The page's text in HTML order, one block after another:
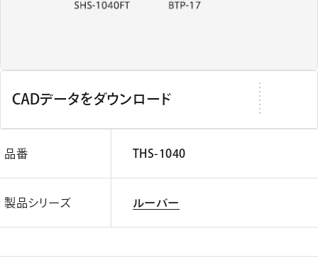
CADデータをダウンロード
品番 THS-1040
製品シリーズ ルーバー